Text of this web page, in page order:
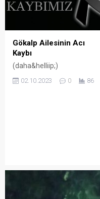
Gökalp Ailesinin Acı
Kaybı
(daha&helliip;)
02.10.2023 0 86